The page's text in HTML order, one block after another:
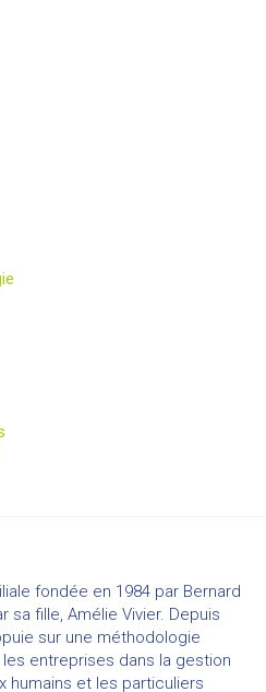
fondée en 1984 par Bernard
sa fille, Amélie Vivier. Depuis
sur une méthodologie
entreprises dans la gestion
humains et les particuliers